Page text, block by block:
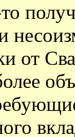
от